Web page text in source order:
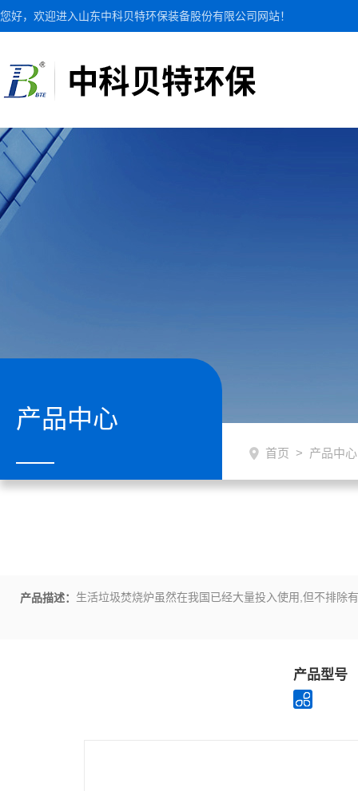
您好，欢迎进入山东中科贝特环保装备股份有限公司网站！
产品中心
首页 > 产品中心
产品描述： 生活垃圾焚烧炉虽然在我国已经大量投入使用,但不排除
产品型号